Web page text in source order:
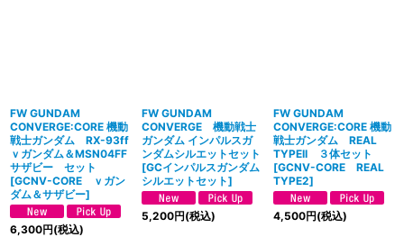
FW GUNDAM
CONVERGE:CORE 機動
戦士ガンダム RX-93ff
ｖガンダム＆MSN04FF
サザビー セット
[GCNV-CORE ｖガン
ダム＆サザビー]
6,300円(税込)
FW GUNDAM
CONVERGE 機動戦士
ガンダム インパルスガ
ンダムシルエットセット
[GCインパルスガンダム
シルエットセット]
5,200円(税込)
FW GUNDAM
CONVERGE:CORE 機動
戦士ガンダム REAL
TYPEII ３体セット
[GCNV-CORE REAL
TYPE2]
4,500円(税込)